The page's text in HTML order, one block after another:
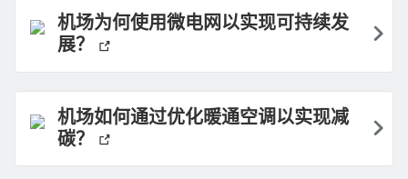
机场为何使用微电网以实现可持续发
展？
机场如何通过优化暖通空调以实现减
碳？